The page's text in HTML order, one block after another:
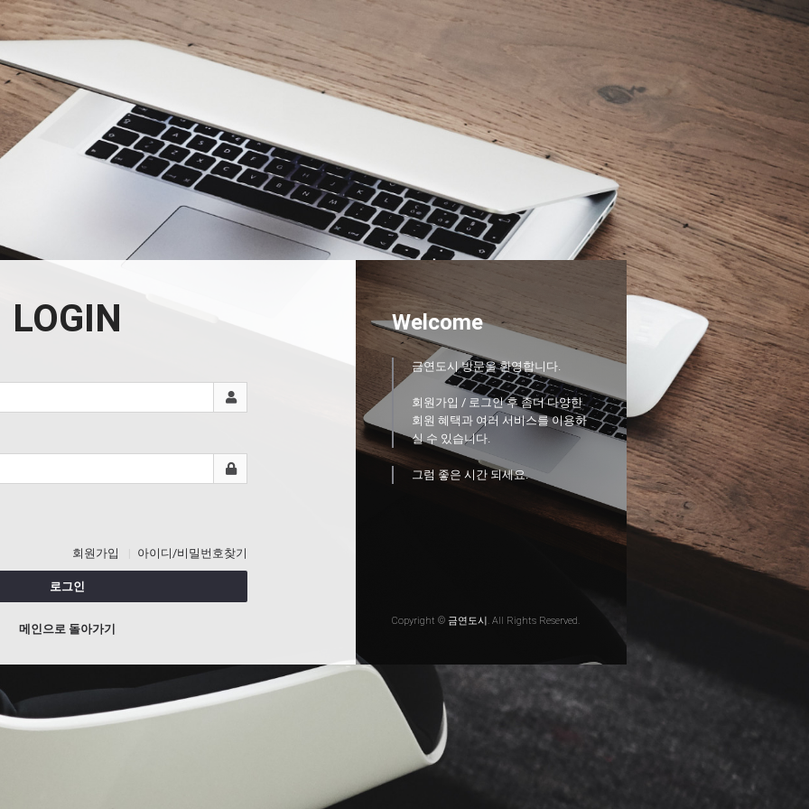
LOGIN
회원가입 아이디/비밀번호찾기
로그인
메인으로 돌아가기
Welcome
금연도시 방문을 환영합니다.
회원가입 / 로그인 후 좀더 다양한
회원 혜택과 여러 서비스를 이용하
실 수 있습니다.
그럼 좋은 시간 되세요.
Copyright © 금연도시. All Rights Reserved.